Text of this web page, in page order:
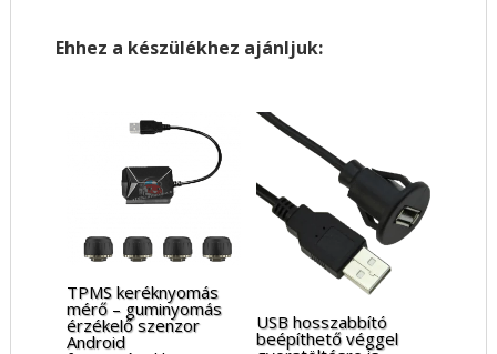
Ehhez a készülékhez ajánljuk:
TPMS keréknyomás
mérő – guminyomás
érzékelő szenzor
Android
USB hosszabbító
beépíthető véggel